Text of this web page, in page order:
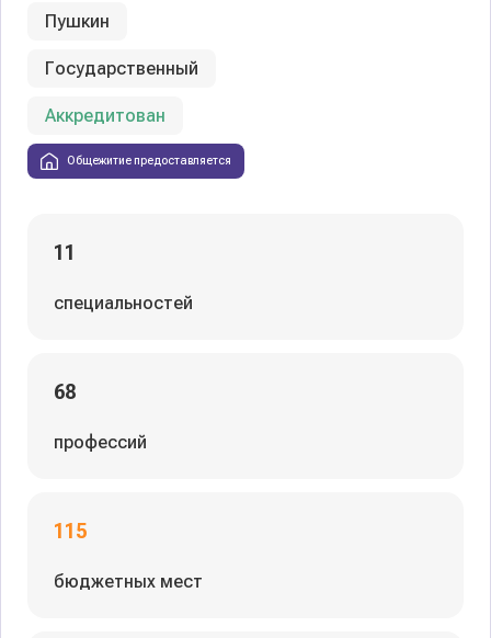
Пушкин
Государственный
Аккредитован
Общежитие предоставляется
11
специальностей
68
профессий
115
бюджетных мест